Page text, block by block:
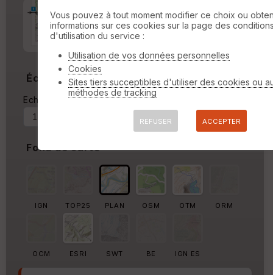
Marge autour de la trace
%
Échelle
Echelle actuelle : 1/312479
Fond de carte
IGN TOP25 PLAN OSM OTM ORM
OCM ESRI SWT BE IGN ES
Vous pouvez à tout moment modifier ce choix ou
informations sur ces cookies sur la page des
d'utilisation du service :
Utilisation de vos données personnelles
Cookies
Sites tiers succeptibles d'utiliser des cookies ou
méthodes de tracking
REFUSER ACCEPTER